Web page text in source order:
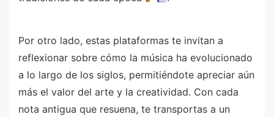
Por otro lado, estas plataformas te invitan a
reflexionar sobre cómo la música ha evolucionado
a lo largo de los siglos, permitiéndote apreciar aún
más el valor del arte y la creatividad. Con cada
nota antigua que resuena, te transportas a un